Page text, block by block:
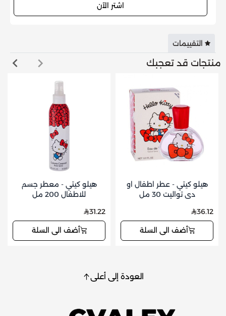
اشتر الآن
التقييمات
منتجات قد تعجبك
هيلو كيتي - عطر اطفال او
دي تواليت 30 مل
36.12
أضف الى السلة
هيلو كيتي - معطر جسم
للاطفال 200 مل
31.22
أضف الى السلة
العودة إلى أعلى